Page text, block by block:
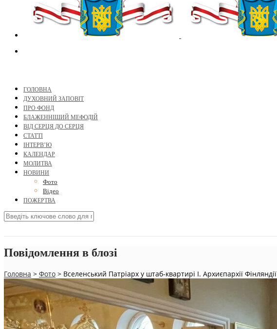
ГОЛОВНА
ДУХОВНИЙ ЗАПОВІТ
ПРО ФОНД
БЛАЖЕННІШИЙ МЕФОДІЙ
ВІД СЕРЦЯ ДО СЕРЦЯ
СТАТТІ
ІНТЕРВ’Ю
КАЛЕНДАР
МОЛИТВА
НОВИНИ
Фото
Відео
ПОЖЕРТВА
Повідомлення в блозі
Головна > Фото > Вселенський Патріарх у штаб-квартирі I. Архиєпархії Фінляндії